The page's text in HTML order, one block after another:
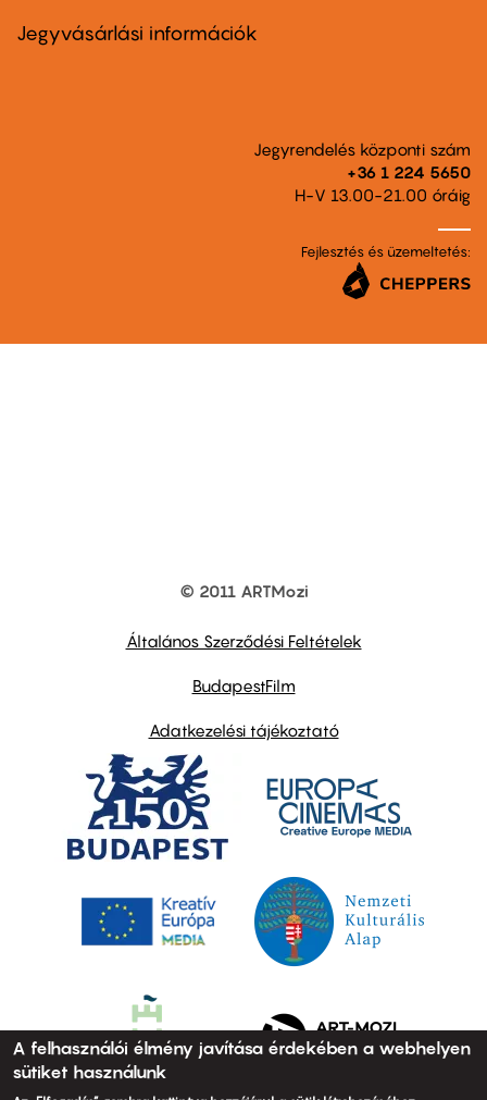
second
Jegyvásárlási információk
Jegyrendelés központi szám
+36 1 224 5650
H-V 13.00-21.00 óráig
Fejlesztés és üzemeltetés:
© 2011 ARTMozi
Általános Szerződési Feltételek
BudapestFilm
Adatkezelési tájékoztató
A felhasználói élmény javítása érdekében a webhelyen
sütiket használunk